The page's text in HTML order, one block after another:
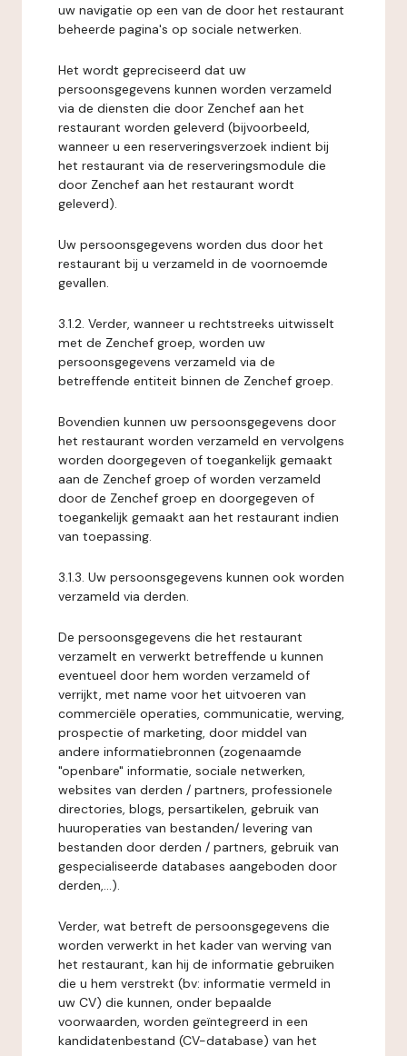
uw navigatie op een van de door het restaurant
beheerde pagina's op sociale netwerken.
Het wordt gepreciseerd dat uw
persoonsgegevens kunnen worden verzameld
via de diensten die door Zenchef aan het
restaurant worden geleverd (bijvoorbeeld,
wanneer u een reserveringsverzoek indient bij
het restaurant via de reserveringsmodule die
door Zenchef aan het restaurant wordt
geleverd).
Uw persoonsgegevens worden dus door het
restaurant bij u verzameld in de voornoemde
gevallen.
3.1.2. Verder, wanneer u rechtstreeks uitwisselt
met de Zenchef groep, worden uw
persoonsgegevens verzameld via de
betreffende entiteit binnen de Zenchef groep.
Bovendien kunnen uw persoonsgegevens door
het restaurant worden verzameld en vervolgens
worden doorgegeven of toegankelijk gemaakt
aan de Zenchef groep of worden verzameld
door de Zenchef groep en doorgegeven of
toegankelijk gemaakt aan het restaurant indien
van toepassing.
3.1.3. Uw persoonsgegevens kunnen ook worden
verzameld via derden.
De persoonsgegevens die het restaurant
verzamelt en verwerkt betreffende u kunnen
eventueel door hem worden verzameld of
verrijkt, met name voor het uitvoeren van
commerciële operaties, communicatie, werving,
prospectie of marketing, door middel van
andere informatiebronnen (zogenaamde
"openbare" informatie, sociale netwerken,
websites van derden / partners, professionele
directories, blogs, persartikelen, gebruik van
huuroperaties van bestanden/ levering van
bestanden door derden / partners, gebruik van
gespecialiseerde databases aangeboden door
derden,...).
Verder, wat betreft de persoonsgegevens die
worden verwerkt in het kader van werving van
het restaurant, kan hij de informatie gebruiken
die u hem verstrekt (bv: informatie vermeld in
uw CV) die kunnen, onder bepaalde
voorwaarden, worden geïntegreerd in een
kandidatenbestand (CV-database) van het